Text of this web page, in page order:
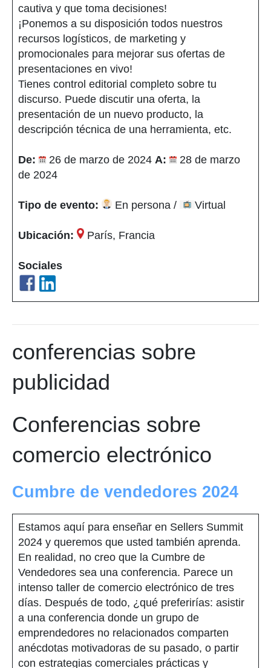
cautiva y que toma decisiones!
¡Ponemos a su disposición todos nuestros
recursos logísticos, de marketing y
promocionales para mejorar sus ofertas de
presentaciones en vivo!
Tienes control editorial completo sobre tu
discurso. Puede discutir una oferta, la
presentación de un nuevo producto, la
descripción técnica de una herramienta, etc.
De: 26 de marzo de 2024 A:
28 de marzo
de 2024
Tipo de evento: En persona / Virtual
Ubicación: París, Francia
Sociales
conferencias sobre
publicidad
Conferencias sobre
comercio electrónico
Cumbre de vendedores 2024
Estamos aquí para enseñar en Sellers Summit
2024 y queremos que usted también aprenda.
En realidad, no creo que la Cumbre de
Vendedores sea una conferencia. Parece un
intenso taller de comercio electrónico de tres
días. Después de todo, ¿qué preferirías: asistir
a una conferencia donde un grupo de
emprendedores no relacionados comparten
anécdotas motivadoras de su pasado, o partir
con estrategias comerciales prácticas y